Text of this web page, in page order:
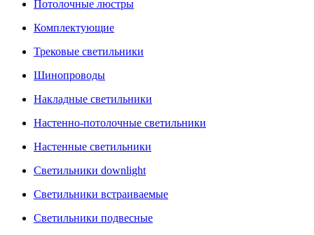
Потолочные люстры
Комплектующие
Трековые светильники
Шинопроводы
Накладные светильники
Настенно-потолочные светильники
Настенные светильники
Светильники downlight
Светильники встраиваемые
Светильники подвесные